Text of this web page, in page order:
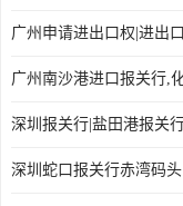
深圳蛇口报关行赤湾码头